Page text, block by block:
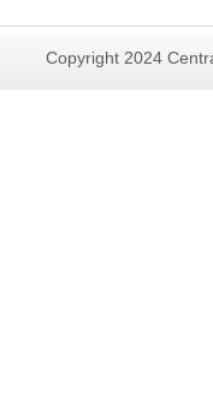
Copyright 2024